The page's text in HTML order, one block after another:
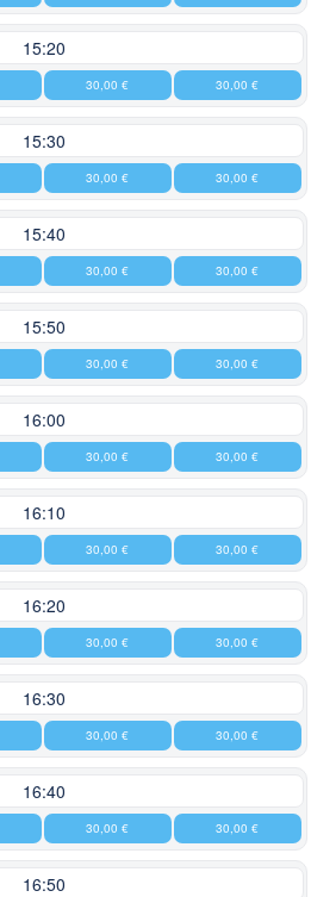
15:20
30,00 € 30,00 €
15:30
30,00 € 30,00 €
15:40
30,00 € 30,00 €
15:50
30,00 € 30,00 €
16:00
30,00 € 30,00 €
16:10
30,00 € 30,00 €
16:20
30,00 € 30,00 €
16:30
30,00 € 30,00 €
16:40
30,00 € 30,00 €
16:50